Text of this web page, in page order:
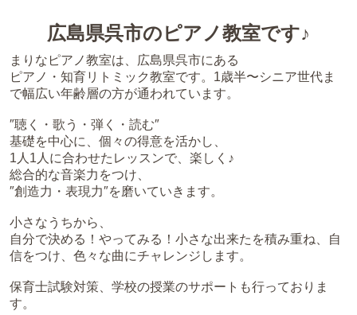
広島県呉市のピアノ教室です♪
まりなピアノ教室は、広島県呉市にある
ピアノ・知育リトミック教室です。1歳半〜シニア世代ま
で幅広い年齢層の方が通われています。
″聴く・歌う・弾く・読む″
基礎を中心に、個々の得意を活かし、
1人1人に合わせたレッスンで、楽しく♪
総合的な音楽力をつけ、
″創造力・表現力″を磨いていきます。
小さなうちから、
自分で決める！やってみる！小さな出来たを積み重ね、自
信をつけ、色々な曲にチャレンジします。
保育士試験対策、学校の授業のサポートも行っておりま
す。